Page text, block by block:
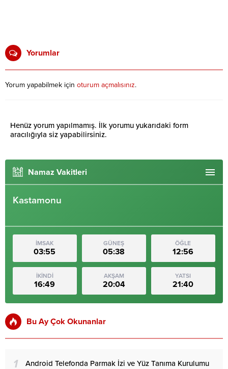
Yorumlar
Yorum yapabilmek için oturum açmalısınız.
Henüz yorum yapılmamış. İlk yorumu yukarıdaki form
aracılığıyla siz yapabilirsiniz.
Namaz Vakitleri
Kastamonu
İMSAK
03:55
GÜNEŞ
05:38
ÖĞLE
12:56
İKİNDİ
16:49
AKŞAM
20:04
YATSI
21:40
Bu Ay Çok Okunanlar
1 Android Telefonda Parmak İzi ve Yüz Tanıma Kurulumu